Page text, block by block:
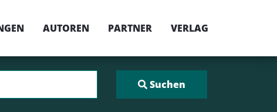
AUTOREN PARTNER VERLAG